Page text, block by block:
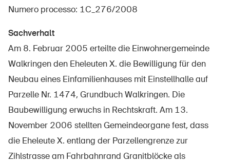
Imprese
UPI – chi siamo
Media
Sinus Plus
Campagne
Numero processo: 1C_276/2008
Sachverhalt
Am 8. Februar 2005 erteilte die Einwohnergemeinde
Walkringen den Eheleuten X. die Bewilligung für den
Neubau eines Einfamilienhauses mit Einstellhalle auf
Parzelle Nr. 1474, Grundbuch Walkringen. Die
Baubewilligung erwuchs in Rechtskraft. Am 13.
November 2006 stellten Gemeindeorgane fest, dass
die Eheleute X. entlang der Parzellengrenze zur
Zihlstrasse am Fahrbahnrand Granitblöcke als